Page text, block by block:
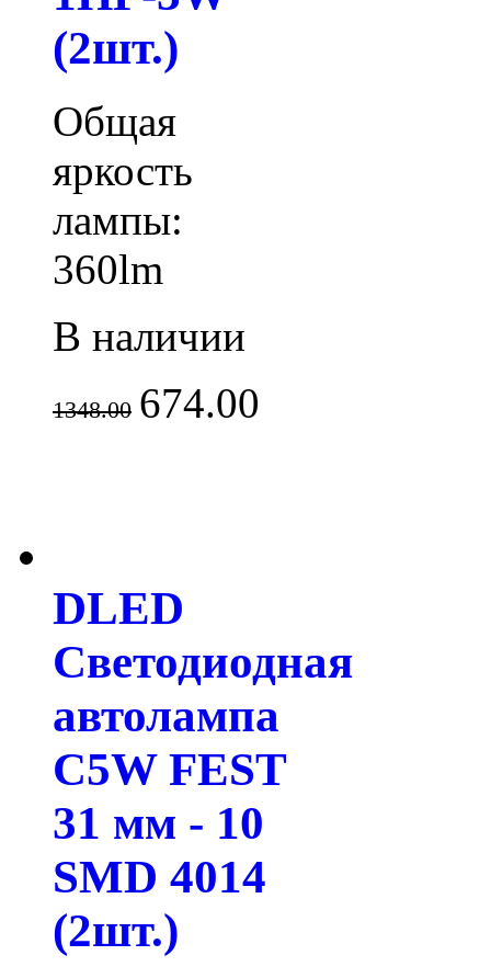
(2шт.)
Общая
яркость
лампы:
360lm
В наличии
1348.00 674.00
DLED
Светодиодная
автолампа
C5W FEST
31 мм - 10
SMD 4014
(2шт.)